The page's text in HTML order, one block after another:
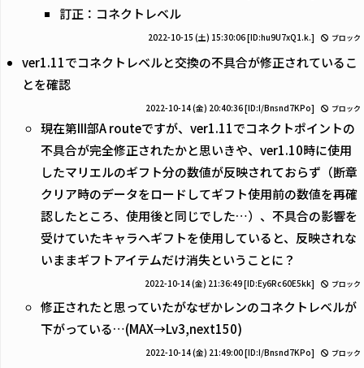
訂正：コネクトレベル
2022-10-15 (土) 15:30:06[ID:hu9U7xQ1.k.] ブロック
ver1.11でコネクトレベルと交換の不具合が修正されているこ
とを確認
2022-10-14 (金) 20:40:36[ID:I/Bnsnd7KPo] ブロック
現在第III部A routeですが、ver1.11でコネクトポイントの
不具合が完全修正されたかと思いきや、ver1.10時に使用
したマリエルのギフト分の数値が反映されておらず（断章
クリア時のデータをロードしてギフト使用前の数値を再確
認したところ、使用後と同じでした…）、不具合の影響を
受けていたキャラへギフトを使用していると、反映されな
いままギフトアイテムだけ消失ということに？
2022-10-14 (金) 21:36:49[ID:Ey6Rc60E5kk] ブロック
修正されたと思っていたがなぜかレンのコネクトレベルが
下がっている…(MAX→Lv3,next150)
2022-10-14 (金) 21:49:00[ID:I/Bnsnd7KPo] ブロック